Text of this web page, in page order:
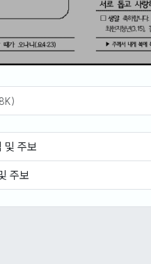
주보
주보